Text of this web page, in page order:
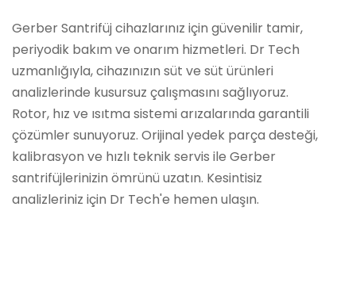
Gerber Santrifüj cihazlarınız için güvenilir tamir,
periyodik bakım ve onarım hizmetleri. Dr Tech
uzmanlığıyla, cihazınızın süt ve süt ürünleri
analizlerinde kusursuz çalışmasını sağlıyoruz.
Rotor, hız ve ısıtma sistemi arızalarında garantili
çözümler sunuyoruz. Orijinal yedek parça desteği,
kalibrasyon ve hızlı teknik servis ile Gerber
santrifüjlerinizin ömrünü uzatın. Kesintisiz
analizleriniz için Dr Tech'e hemen ulaşın.